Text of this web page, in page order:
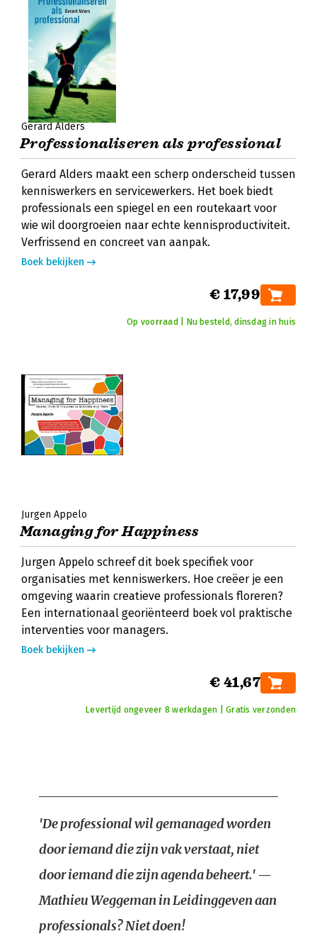
Gerard Alders
Professionaliseren als professional
Gerard Alders maakt een scherp onderscheid tussen
kenniswerkers en servicewerkers. Het boek biedt
professionals een spiegel en een routekaart voor
wie wil doorgroeien naar echte kennisproductiviteit.
Verfrissend en concreet van aanpak.
Boek bekijken
€ 17,99
Op voorraad | Nu besteld, dinsdag in huis
Jurgen Appelo
Managing for Happiness
Jurgen Appelo schreef dit boek specifiek voor
organisaties met kenniswerkers. Hoe creëer je een
omgeving waarin creatieve professionals floreren?
Een internationaal georiënteerd boek vol praktische
interventies voor managers.
Boek bekijken
€ 41,67
Levertijd ongeveer 8 werkdagen | Gratis verzonden
'De professional wil gemanaged worden
door iemand die zijn vak verstaat, niet
door iemand die zijn agenda beheert.' —
Mathieu Weggeman in Leidinggeven aan
professionals? Niet doen!